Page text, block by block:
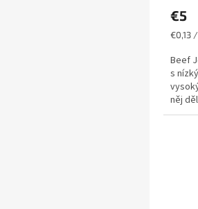
€5
€0,13
Beef
s
něj